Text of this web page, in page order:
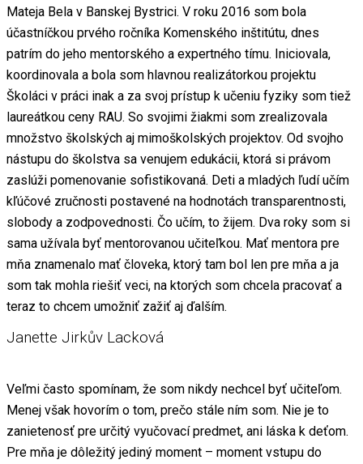
Mateja Bela v Banskej Bystrici. V roku 2016 som bola
účastníčkou prvého ročníka Komenského inštitútu, dnes
patrím do jeho mentorského a expertného tímu. Iniciovala,
koordinovala a bola som hlavnou realizátorkou projektu
Školáci v práci inak a za svoj prístup k učeniu fyziky som tiež
laureátkou ceny RAU. So svojimi žiakmi som zrealizovala
množstvo školských aj mimoškolských projektov. Od svojho
nástupu do školstva sa venujem edukácii, ktorá si právom
zaslúži pomenovanie sofistikovaná. Deti a mladých ľudí učím
kľúčové zručnosti postavené na hodnotách transparentnosti,
slobody a zodpovednosti. Čo učím, to žijem. Dva roky som si
sama užívala byť mentorovanou učiteľkou. Mať mentora pre
mňa znamenalo mať človeka, ktorý tam bol len pre mňa a ja
som tak mohla riešiť veci, na ktorých som chcela pracovať a
teraz to chcem umožniť zažiť aj ďalším.
Janette Jirkův Lacková
Veľmi často spomínam, že som nikdy nechcel byť učiteľom.
Menej však hovorím o tom, prečo stále ním som. Nie je to
zanietenosť pre určitý vyučovací predmet, ani láska k deťom.
Pre mňa je dôležitý jediný moment – moment vstupu do